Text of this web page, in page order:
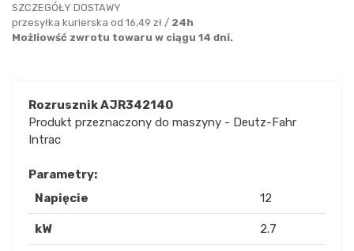
SZCZEGÓŁY DOSTAWY
przesyłka kurierska od 16,49 zł / 24h
Możliowść zwrotu towaru w ciągu 14 dni.
Rozrusznik AJR342140
Produkt przeznaczony do maszyny - Deutz-Fahr
Intrac
Parametry:
Napięcie
12
kW 2.7